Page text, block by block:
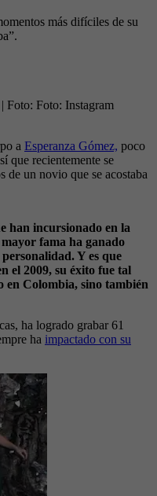
más difíciles de su
| Foto: Foto: Instagram
a Esperanza Gómez, poco
que recientemente se
de un novio que se acostaba
han incursionado en la
fama ha ganado
Y es que
el 2009, su éxito fue tal
en Colombia, sino también
ha logrado grabar 61
ha impactado con su